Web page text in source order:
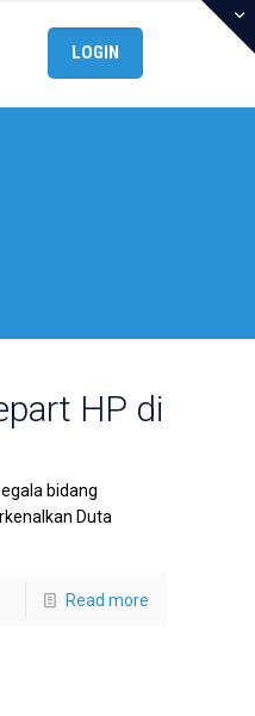
LOGIN
HP di
bidang
Duta
Read more